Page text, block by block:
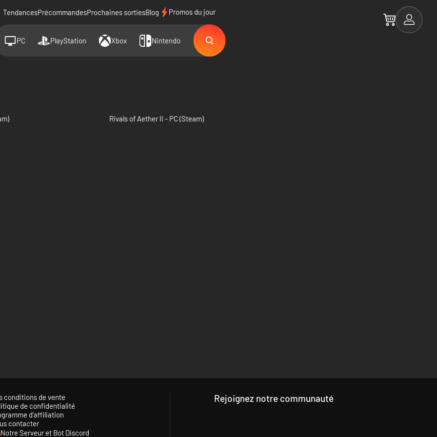
TendancesPrécommandesProchaines sortiesBlog Promos du jour
PC PlayStation Xbox Nintendo
Rivals of Aether II - PC (Steam)
conditions de vente
de confidentialité
d'affiliation
contacter
Notre Serveur et Bot Discord
Rejoignez notre communauté